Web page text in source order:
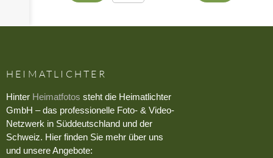
HEIMATLICHTER
Hinter Heimatfotos steht die Heimatlichter
GmbH – das professionelle Foto- & Video-
Netzwerk in Süddeutschland und der
Schweiz. Hier finden Sie mehr über uns
und unsere Angebote: